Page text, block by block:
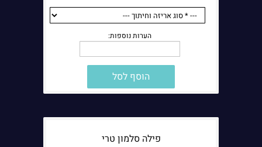
הערות נוספות:
הוסף לסל
פילה סלמון טרי